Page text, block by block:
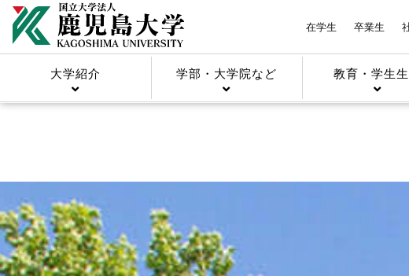
在学生 卒業生
大学紹介 学部・大学院など 教育・学生